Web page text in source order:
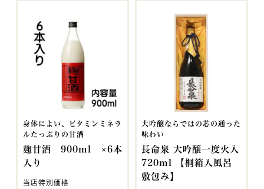
身体によい、ビタミンミネラ
ルたっぷりの甘酒
麹甘酒 900ml ×6本
入り
当店特別価格
大吟醸ならではの芯の通った
味わい
長命泉 大吟醸一度火入
720ml 【桐箱入風呂
敷包み】